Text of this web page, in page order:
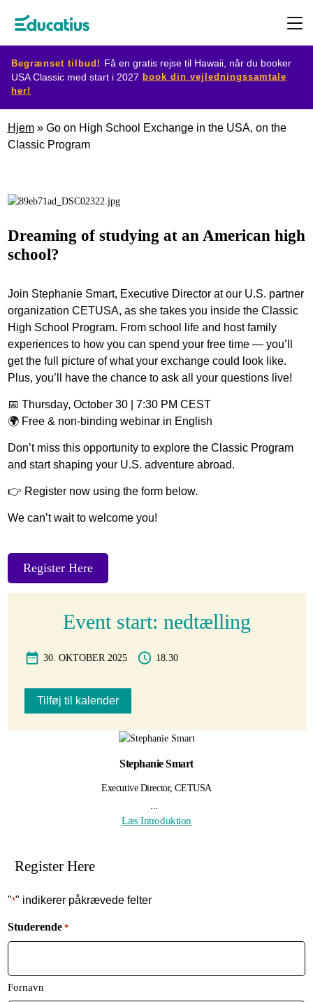
Begrænset tilbud! Få en gratis rejse til Hawaii, når du booker
USA Classic med start i 2027 book din vejledningssamtale
her!
Udvekslingsprogram
Planlæg
udveksling
Bliv
værtsfamilie
Hjem» Go on High School Exchange in the USA, on the
Classic Program
Dreaming of studying at an American high
school?
Join Stephanie Smart, Executive Director at our U.S. partner
organization CETUSA, as she takes you inside the Classic
High School Program. From school life and host family
experiences to how you can spend your free time — you’ll
get the full picture of what your exchange could look like.
Plus, you’ll have the chance to ask all your questions live!
📅 Thursday, October 30 | 7:30 PM CEST
🌍 Free & non-binding webinar in English
Don’t miss this opportunity to explore the Classic Program
and start shaping your U.S. adventure abroad.
👉 Register now using the form below.
We can’t wait to welcome you!
Register Here
Event start: nedtælling
30. OKTOBER 2025 18.30
Tilføj til kalender
Stephanie Smart
Executive Director, CETUSA
Læs Introduktion
Register Here
"*" indikerer påkrævede felter
Studerende *
Fornavn